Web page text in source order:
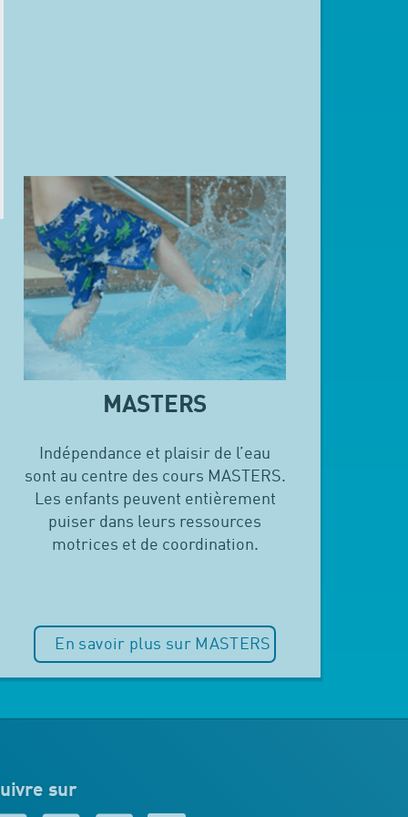
MASTERS
Indépendance et plaisir de l’eau
sont au centre des cours MASTERS.
Les enfants peuvent entièrement
puiser dans leurs ressources
motrices et de coordination.
En savoir plus sur MASTERS
sur